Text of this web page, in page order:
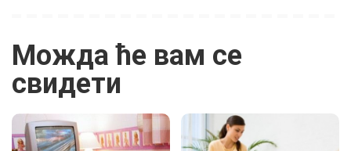
Можда ће вам се
свидети